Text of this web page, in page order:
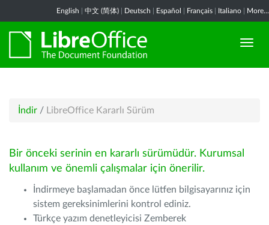
English 中文 (简体) Deutsch Español Français Italiano More...
İndir / LibreOffice Kararlı Sürüm
Bir önceki serinin en kararlı sürümüdür. Kurumsal
kullanım ve önemli çalışmalar için önerilir.
İndirmeye başlamadan önce lütfen bilgisayarınız için
sistem gereksinimlerini kontrol ediniz.
Türkçe yazım denetleyicisi Zemberek